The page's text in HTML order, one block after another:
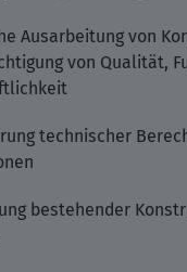
Ausarbeitung von
von Qualität,
technischer
bestehender